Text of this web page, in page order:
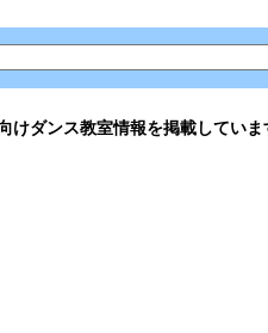
けダンス教室情報を掲載してい